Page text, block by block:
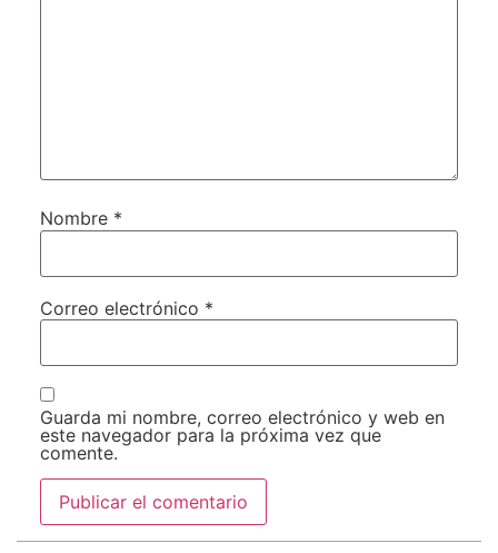
Nombre *
Correo electrónico *
Guarda mi nombre, correo electrónico y web en
este navegador para la próxima vez que
comente.